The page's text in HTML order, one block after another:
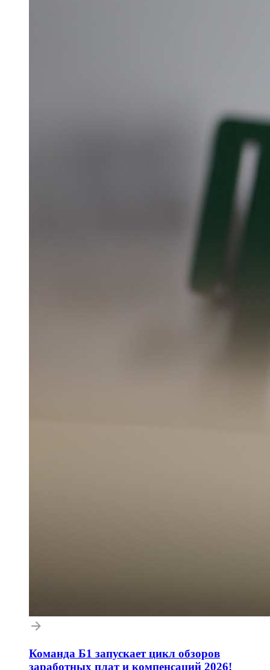
Команда Б1 запускает цикл обзоров
заработных плат и компенсаций 2026!